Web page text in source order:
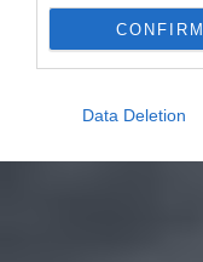
CONFIRM
Data Deletion